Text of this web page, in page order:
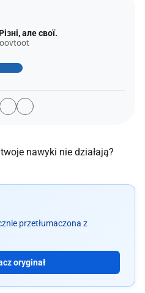
але свої.
przetłumaczona z
oryginał